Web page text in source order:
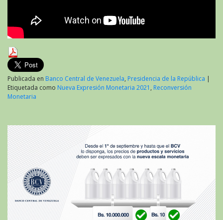
Publicada en Banco Central de Venezuela, Presidencia de la República |
Etiquetada como Nueva Expresión Monetaria 2021 , Reconversión
Monetaria